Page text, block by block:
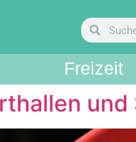
Freizeit
und